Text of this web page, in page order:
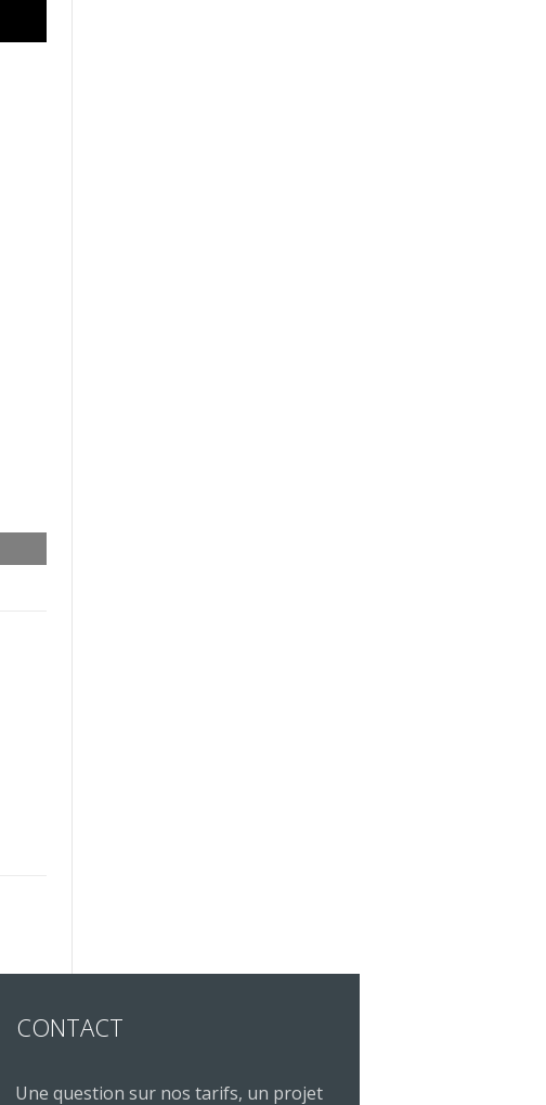
CONTACT
Une question sur nos tarifs, un projet